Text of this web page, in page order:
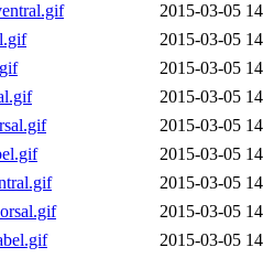
2015-03-05
2015-03-05
2015-03-05
2015-03-05
2015-03-05
2015-03-05
2015-03-05
2015-03-05
2015-03-05